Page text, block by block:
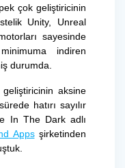
çok geliştiricinin
Unity, Unreal
sayesinde
indiren
durumda.
aksine
hatırı sayılır
In The Dark adlı
Appsşirketinden